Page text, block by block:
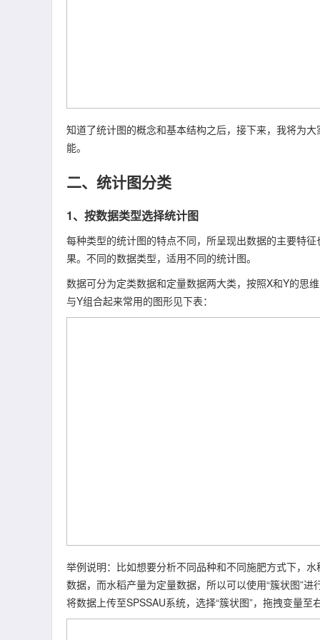
知道了统计图的概念和基本结构之后，接下来，我将为
能。
二、统计图分类
1、按数据类型选择统计图
每种类型的统计图的特点不同，所呈现出数据的主要特
果。不同的数据类型，适用不同的统计图。
数据可分为定类数据和定量数据两大类，按照X和Y的思
与Y组合起来常用的图形见下表：
举例说明：比如想要分析不同品种和不同施肥方式下，
数据，而水稻产量为定量数据，所以可以使用“簇状图”进
将数据上传至SPSSAU系统，选择“簇状图”，拖拽变量至